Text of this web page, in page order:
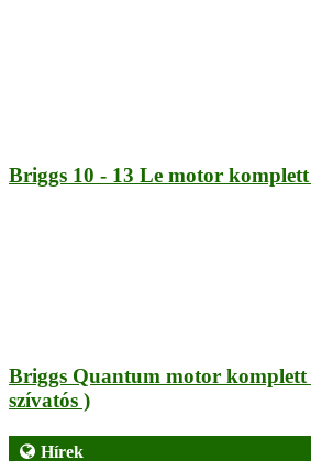
Briggs 10 - 13 Le motor
Briggs Quantum motor
szívatós )
Hírek